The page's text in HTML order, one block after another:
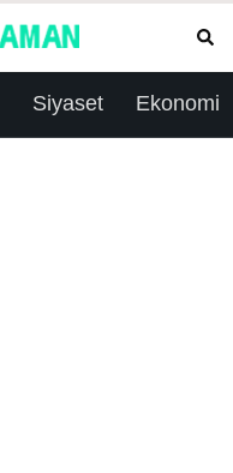
Siyaset Ekonomi